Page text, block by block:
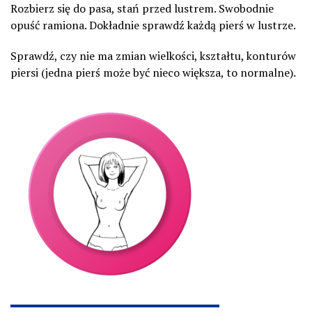
Rozbierz się do pasa, stań przed lustrem. Swobodnie
opuść ramiona. Dokładnie sprawdź każdą pierś w lustrze.
Sprawdź, czy nie ma zmian wielkości, kształtu, konturów
piersi (jedna pierś może być nieco większa, to normalne).